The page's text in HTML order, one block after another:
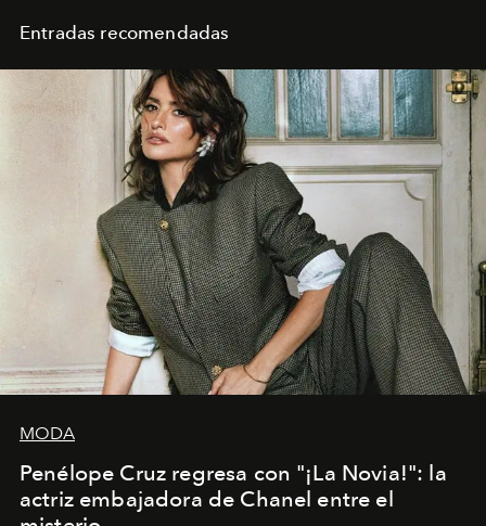
Entradas recomendadas
MODA
Penélope Cruz regresa con "¡La Novia!": la
actriz embajadora de Chanel entre el